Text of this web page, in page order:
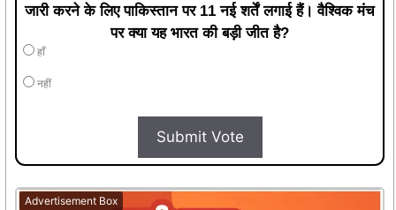
जारी करने के लिए पाकिस्तान पर 11 नई शर्तें लगाई हैं। वैश्विक मंच
पर क्या यह भारत की बड़ी जीत है?
हाँ
नहीं
Submit Vote
Advertisement Box